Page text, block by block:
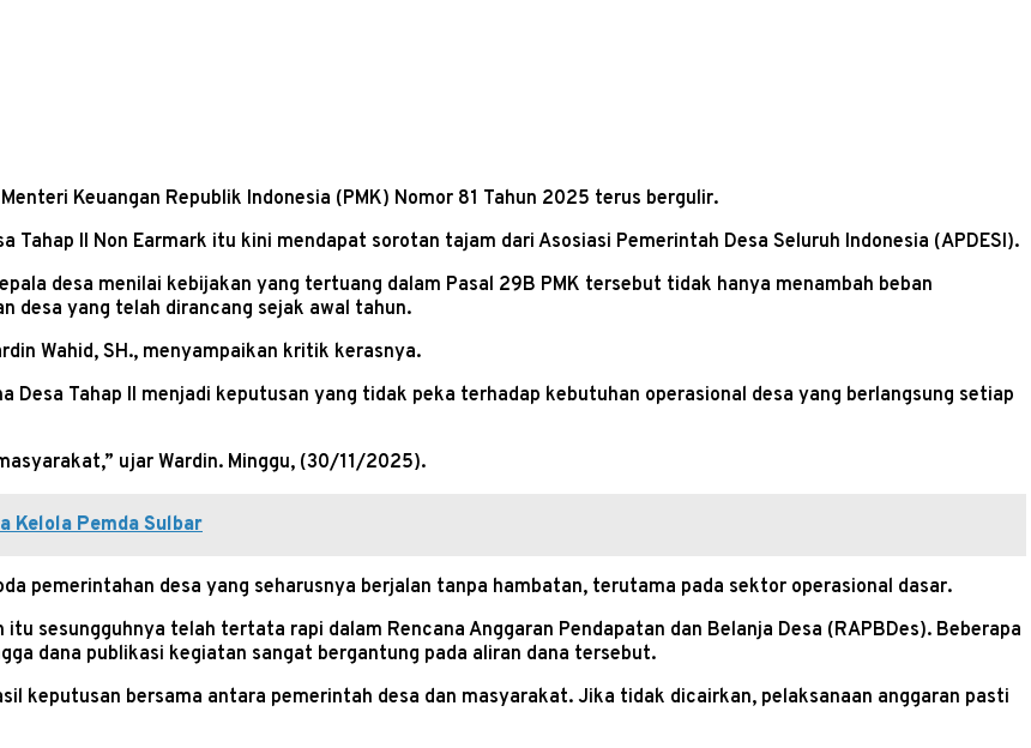
Keuangan Republik Indonesia (PMK) Nomor 81 Tahun 2025 terus bergulir.
Tahap II Non Earmark itu kini mendapat sorotan tajam dari Asosiasi Pemerintah Desa Seluruh Indonesia (APDESI).
desa menilai kebijakan yang tertuang dalam Pasal 29B PMK tersebut tidak hanya menambah beban
desa yang telah dirancang sejak awal tahun.
Wahid, SH., menyampaikan kritik kerasnya.
Desa Tahap II menjadi keputusan yang tidak peka terhadap kebutuhan operasional desa yang berlangsung setiap
ujar Wardin. Minggu, (30/11/2025).
Kelola Pemda Sulbar
pemerintahan desa yang seharusnya berjalan tanpa hambatan, terutama pada sektor operasional dasar.
sesungguhnya telah tertata rapi dalam Rencana Anggaran Pendapatan dan Belanja Desa (RAPBDes). Beberapa
dana publikasi kegiatan sangat bergantung pada aliran dana tersebut.
keputusan bersama antara pemerintah desa dan masyarakat. Jika tidak dicairkan, pelaksanaan anggaran pasti